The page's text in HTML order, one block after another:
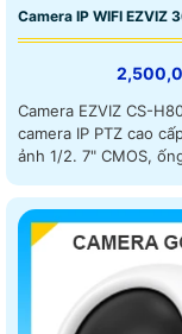
Camera IP WIFI EZVIZ
Camera EZVIZ CS-
camera IP PTZ cao cấp trên
ảnh 1/2. 7" CMOS,